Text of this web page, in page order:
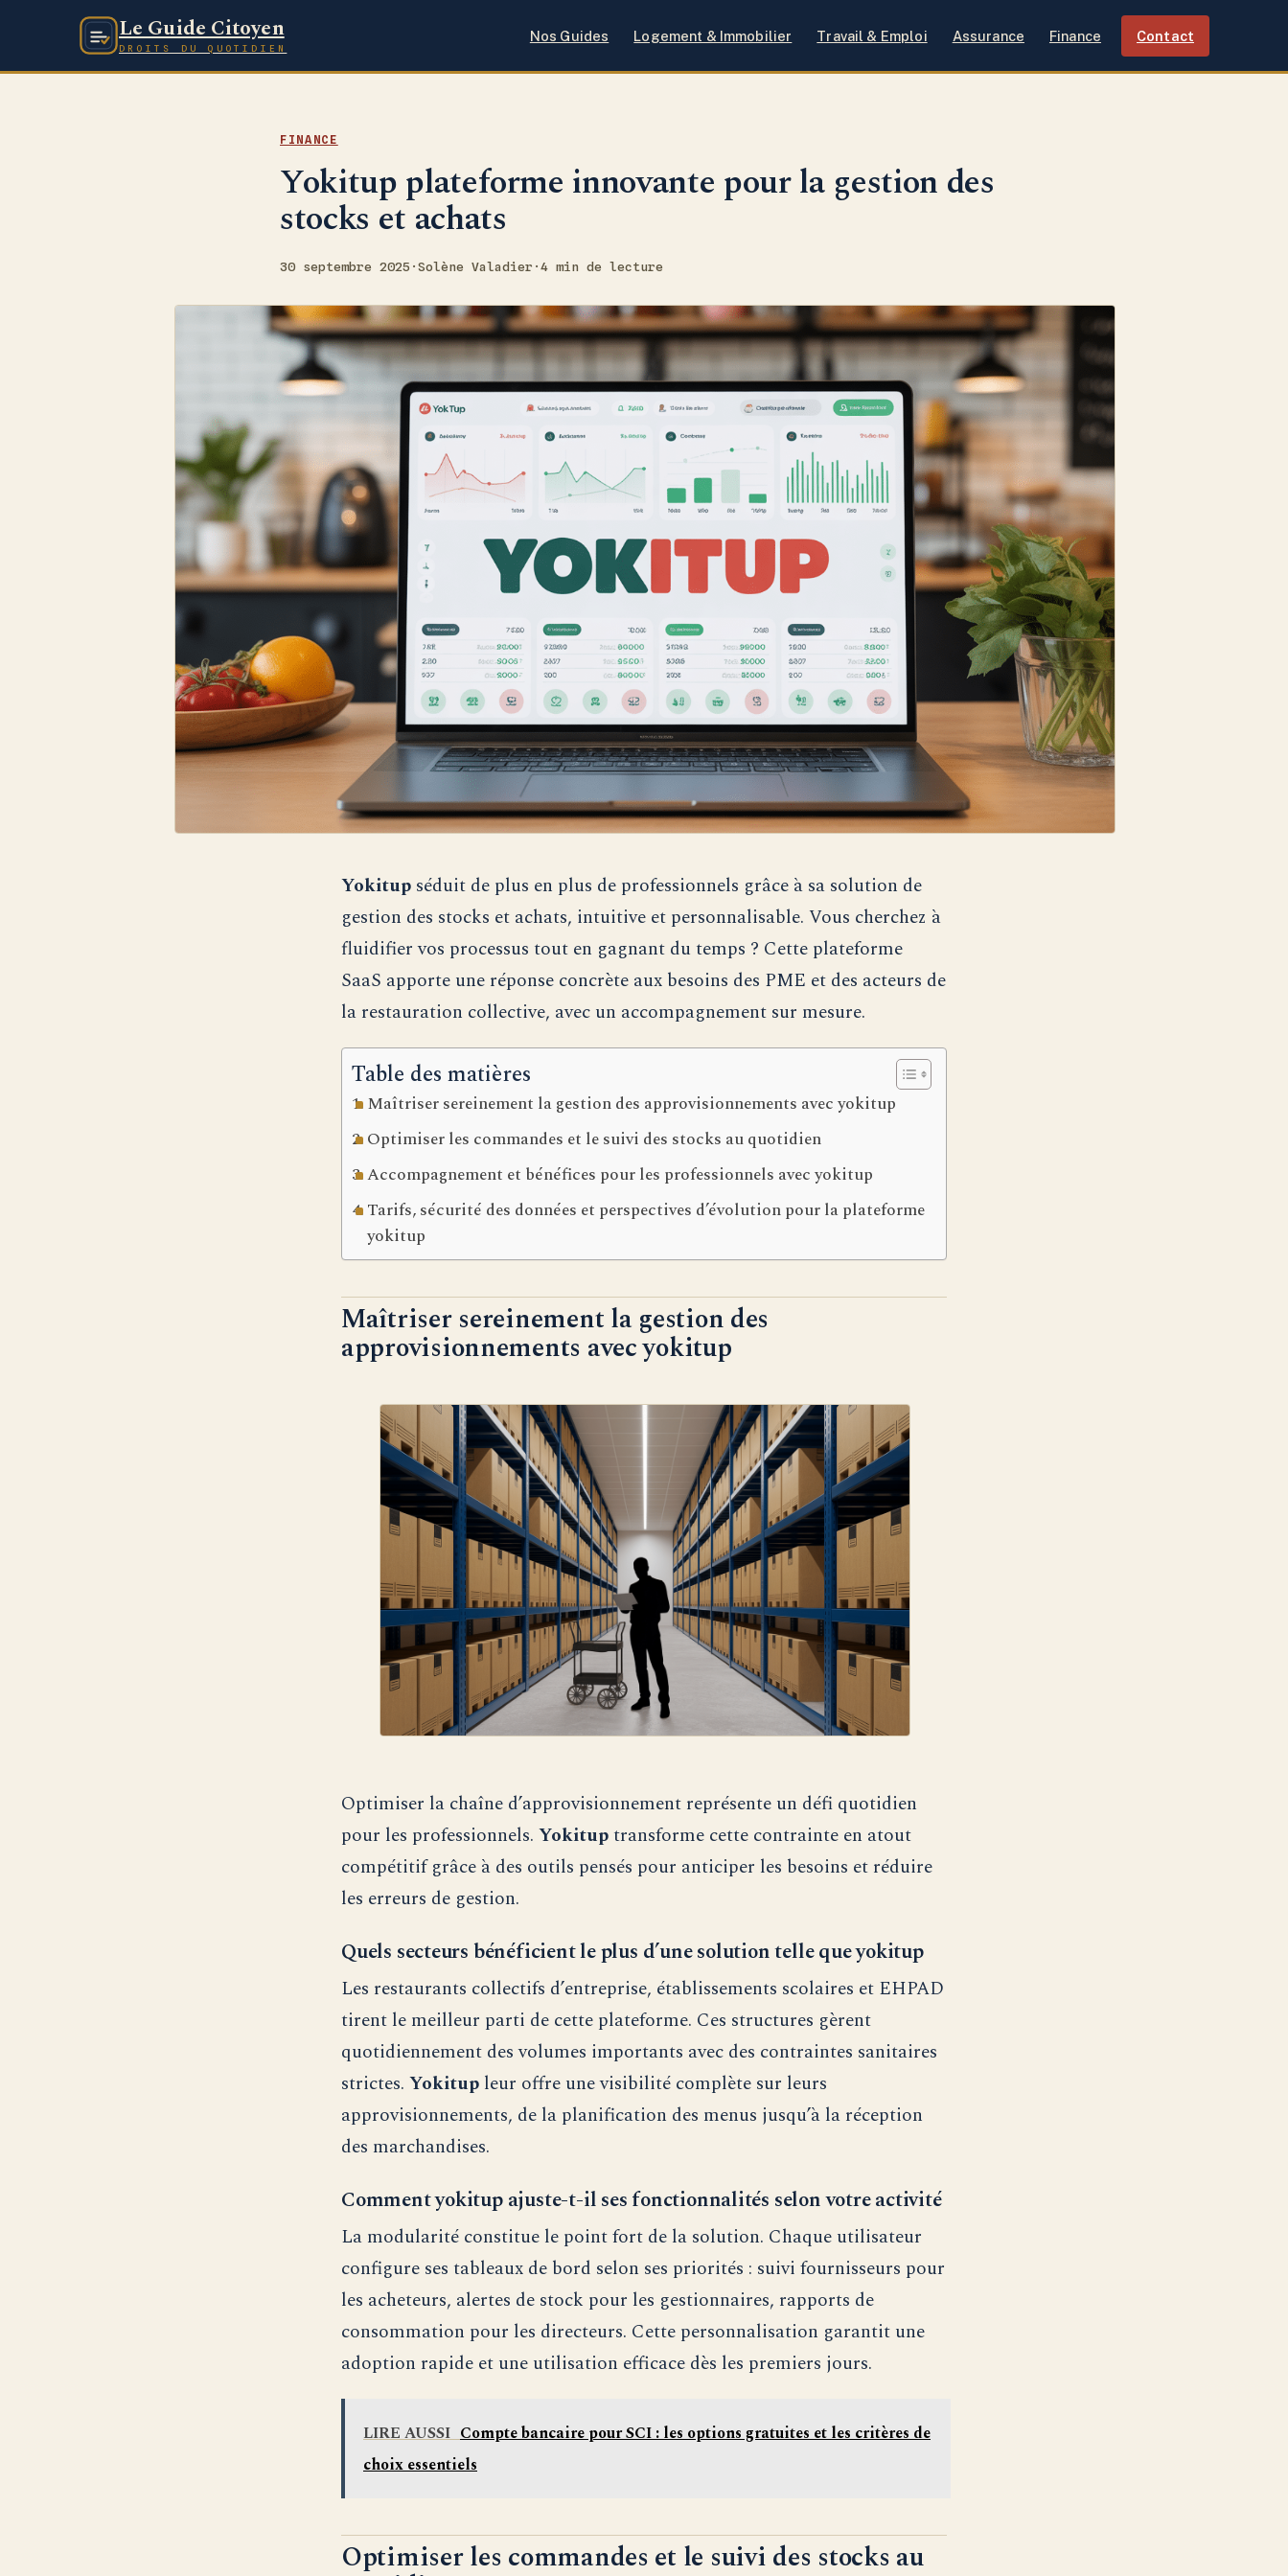
Le Guide Citoyen
DROITS DU QUOTIDIEN
Nos Guides Logement & Immobilier Travail & Emploi Assurance Finance Contact
FINANCE
Yokitup plateforme innovante pour la gestion des
stocks et achats
30 septembre 2025 ·Solène Valadier ·4 min de lecture
Yokitup séduit de plus en plus de professionnels grâce à sa solution de
gestion des stocks et achats, intuitive et personnalisable. Vous cherchez à
fluidifier vos processus tout en gagnant du temps ? Cette plateforme
SaaS apporte une réponse concrète aux besoins des PME et des acteurs de
la restauration collective, avec un accompagnement sur mesure.
Table des matières
Maîtriser sereinement la gestion des approvisionnements avec yokitup
Optimiser les commandes et le suivi des stocks au quotidien
Accompagnement et bénéfices pour les professionnels avec yokitup
Tarifs, sécurité des données et perspectives d’évolution pour la plateforme
yokitup
Maîtriser sereinement la gestion des
approvisionnements avec yokitup
Optimiser la chaîne d’approvisionnement représente un défi quotidien
pour les professionnels. Yokituptransforme cette contrainte en atout
compétitif grâce à des outils pensés pour anticiper les besoins et réduire
les erreurs de gestion.
Quels secteurs bénéficient le plus d’une solution telle que yokitup
Les restaurants collectifs d’entreprise, établissements scolaires et EHPAD
tirent le meilleur parti de cette plateforme. Ces structures gèrent
quotidiennement des volumes importants avec des contraintes sanitaires
strictes. Yokitup leur offre une visibilité complète sur leurs
approvisionnements, de la planification des menus jusqu’à la réception
des marchandises.
Comment yokitup ajuste-t-il ses fonctionnalités selon votre activité
La modularité constitue le point fort de la solution. Chaque utilisateur
configure ses tableaux de bord selon ses priorités : suivi fournisseurs pour
les acheteurs, alertes de stock pour les gestionnaires, rapports de
consommation pour les directeurs. Cette personnalisation garantit une
adoption rapide et une utilisation efficace dès les premiers jours.
LIRE AUSSI Compte bancaire pour SCI : les options gratuites et les critères de
choix essentiels
Optimiser les commandes et le suivi des stocks au